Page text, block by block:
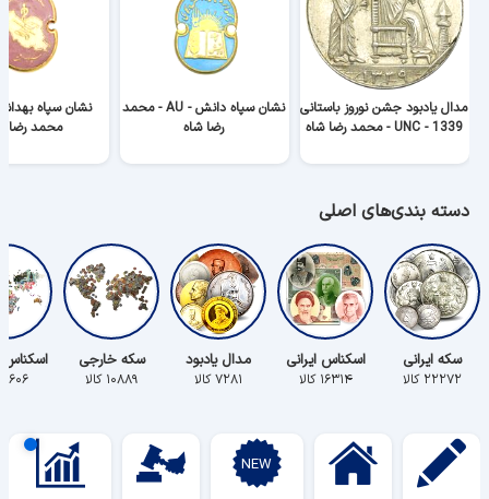
مدال یادبود جشن نوروز باستانی
1339 - UNC - محمد رضا شاه
نشان سپاه دانش - AU - محمد
رضا شاه
محمد رضا
دسته بندی‌های اصلی
سکه ایرانی
۲۲۲۷۲ کالا
اسکناس ایرانی
۱۶۳۱۴ کالا
مدال یادبود
۷۲۸۱ کالا
سکه خارجی
۱۰۸۸۹ کالا ۵۶۰۶ کالا